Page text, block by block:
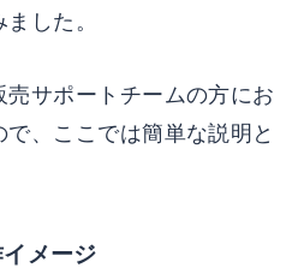
した。
サポートチームの方にお
、ここでは簡単な説明と
メージ